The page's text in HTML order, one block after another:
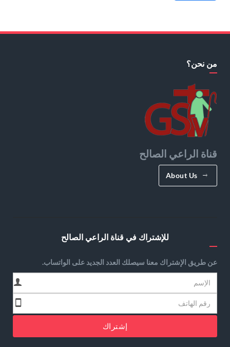
من نحن؟
قناة الراعي الصالح
About Us
للإشتراك في قناة الراعي الصالح
عن طريق الإشتراك معنا سيصلك العدد الجديد على الواتساب.
إشتراك